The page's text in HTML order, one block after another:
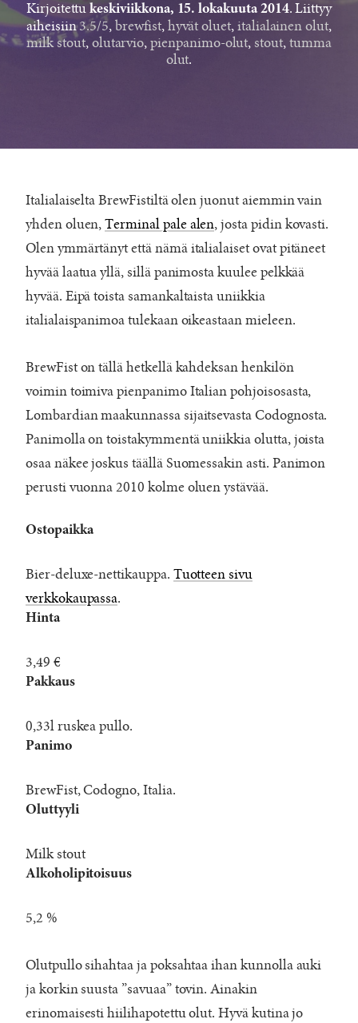
Kirjoitettukeskiviikkona, 15. lokakuuta 2014. Liittyy
aiheisiin3.5/5, brewfist, hyvät oluet, italialainen olut,
milk stout, olutarvio,pienpanimo-olut,stout, tumma
olut.
Italialaiselta BrewFistiltä olen juonut aiemmin vain
yhden oluen,Terminal pale alen, josta pidin kovasti.
Olen ymmärtänyt että nämä italialaiset ovat pitäneet
hyvää laatua yllä, sillä panimosta kuulee pelkkää
hyvää. Eipä toista samankaltaista uniikkia
italialaispanimoa tulekaan oikeastaan mieleen.
BrewFist on tällä hetkellä kahdeksan henkilön
voimin toimiva pienpanimo Italian pohjoisosasta,
Lombardian maakunnassa sijaitsevasta Codognosta.
Panimolla on toistakymmentä uniikkia olutta, joista
osaa näkee joskus täällä Suomessakin asti. Panimon
perusti vuonna 2010 kolme oluen ystävää.
Ostopaikka
Bier-deluxe-nettikauppa. Tuotteen sivu
verkkokaupassa.
Hinta
3,49 €
Pakkaus
0,33l ruskea pullo.
Panimo
BrewFist, Codogno, Italia.
Oluttyyli
Milk stout
Alkoholipitoisuus
5,2 %
Olutpullo sihahtaa ja poksahtaa ihan kunnolla auki
ja korkin suusta ”savuaa” tovin. Ainakin
erinomaisesti hiilihapotettu olut. Hyvä kutina jo